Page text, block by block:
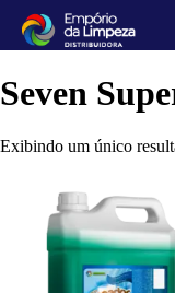
Seven
Exibindo um único